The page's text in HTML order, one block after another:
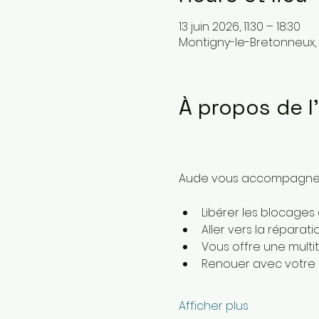
13 juin 2026, 11:30 – 18:30
Montigny-le-Bretonneux,
À propos de
Aude vous
Libérer les
Aller vers la
Vous offre une
Renouer avec
Afficher plus